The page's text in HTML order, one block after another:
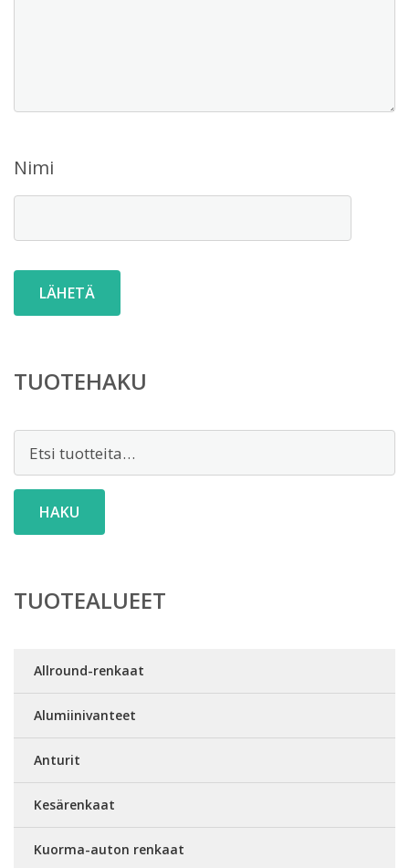
Nimi
TUOTEHAKU
HAKU
TUOTEALUEET
Allround-renkaat
Alumiinivanteet
Anturit
Kesärenkaat
Kuorma-auton renkaat